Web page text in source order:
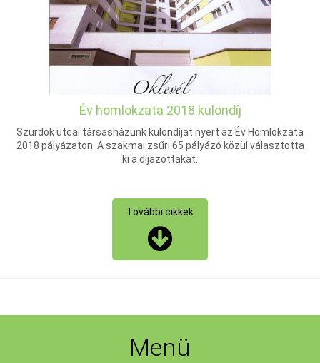
Év homlokzata 2018 különdíj
Szurdok utcai társasházunk különdíjat nyert az Év Homlokzata
2018 pályázaton. A szakmai zsűri 65 pályázó közül választotta
ki a díjazottakat.
További cikkek
Menü